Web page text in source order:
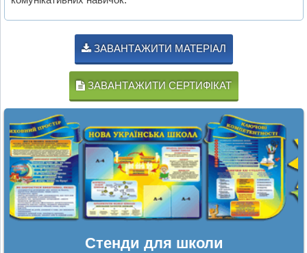
ЗАВАНТАЖИТИ МАТЕРІАЛ
ЗАВАНТАЖИТИ СЕРТИФІКАТ
Стенди для школи